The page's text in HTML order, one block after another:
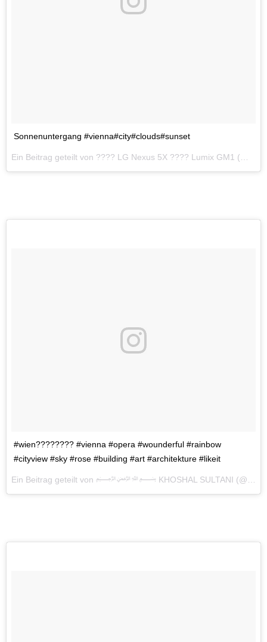
Sonnenuntergang #vienna#city#clouds#sunset
#wien???????? #vienna #opera #wounderful #rainbow
#cityview #sky #rose #building #art #architekture #likeit